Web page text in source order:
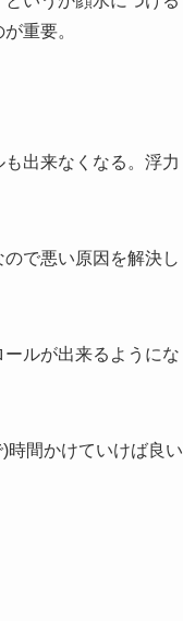
重要。
出来なくなる。浮力
で悪い原因を解決し
ルが出来るようにな
時間かけていけば良い